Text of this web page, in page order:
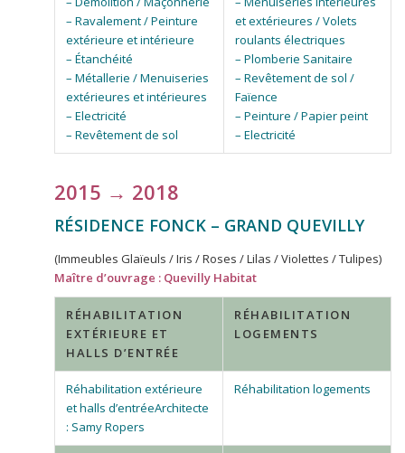
– Ravalement / Peinture
extérieure et intérieure
– Étanchéité
– Métallerie / Menuiseries
extérieures et intérieures
– Electricité
– Revêtement de sol
et extérieures / Volets
roulants électriques
– Plomberie Sanitaire
– Revêtement de sol /
Faïence
– Peinture / Papier peint
– Electricité
2015 → 2018
RÉSIDENCE FONCK – GRAND QUEVILLY
(Immeubles Glaïeuls / Iris / Roses / Lilas / Violettes / Tulipes)
Maître d’ouvrage : Quevilly Habitat
RÉHABILITATION
EXTÉRIEURE ET
HALLS D’ENTRÉE
RÉHABILITATION
LOGEMENTS
Architecte
: Samy Ropers